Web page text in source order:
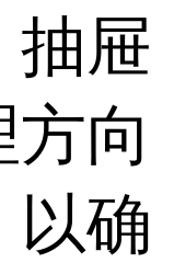
抽屉
向
以确